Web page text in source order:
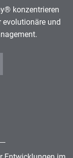
konzentrieren
und
.